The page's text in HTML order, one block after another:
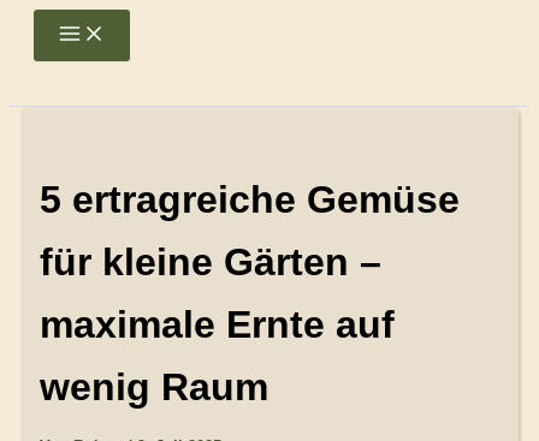
Inhalt
Main
5 ertragreiche Gemüse
für kleine Gärten –
maximale Ernte auf
wenig Raum